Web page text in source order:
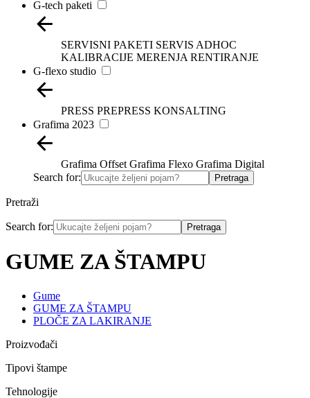
G-tech paketi
SERVISNI PAKETI SERVIS ADHOC
KALIBRACIJE MERENJA RENTIRANJE
G-flexo studio
PRESS PREPRESS KONSALTING
Grafima 2023
Grafima Offset Grafima Flexo Grafima Digital
Search for:
Pretraži
Search for:
GUME ZA ŠTAMPU
Gume
GUME ZA ŠTAMPU
PLOČE ZA LAKIRANJE
Proizvođači
Tipovi štampe
Tehnologije